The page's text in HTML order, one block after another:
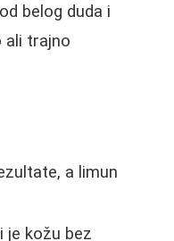
belog duda i
ali trajno
a limun
je kožu bez